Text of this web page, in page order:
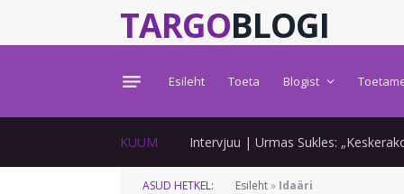
TARGOBLOGI
Esileht Toeta Blogist
KUUM
ASUD HETKEL: Esileht» Idaäri